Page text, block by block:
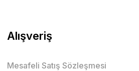
Alışveriş
Mesafeli Satış Sözleşmesi